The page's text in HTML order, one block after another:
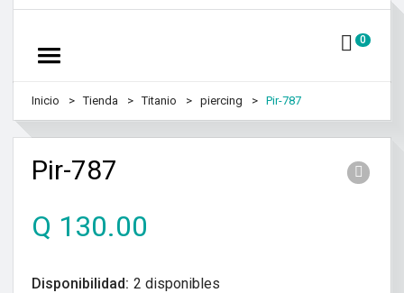
0
Inicio Tienda Titanio piercing Pir-787
Pir-787
Q 130.00
Disponibilidad: 2 disponibles